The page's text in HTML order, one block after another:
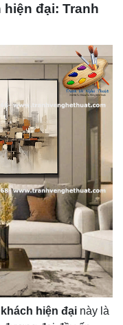
đại: Tranh
hiện đại này là